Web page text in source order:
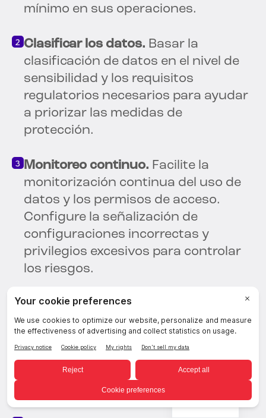
mínimo en sus operaciones.
Clasificar los datos. Basar la
clasificación de datos en el nivel de
sensibilidad y los requisitos
regulatorios necesarios para ayudar
a priorizar las medidas de
protección.
Monitoreo continuo. Facilite la
monitorización continua del uso de
datos y los permisos de acceso.
Configure la señalización de
configuraciones incorrectas y
privilegios excesivos para controlar
los riesgos.
Integrar con herramientas de
seguridad existentes.Trabaje con su
pila tecnológica de seguridad
para crear una imagen unificada de
la postura de riesgo.
Spanish